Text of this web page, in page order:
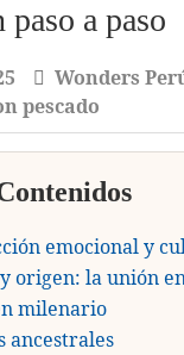
a paso
Wonders
pescado
emocional y
origen: la unión
milenario
ancestrales